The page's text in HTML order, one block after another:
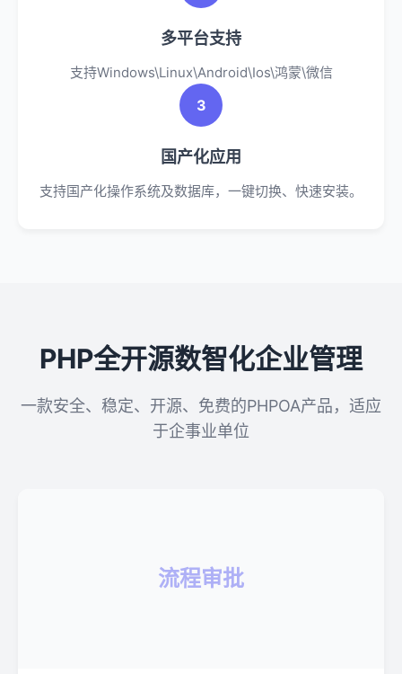
多平台支持
支持Windows\Linux\Android\Ios\鸿蒙\微信
3
国产化应用
支持国产化操作系统及数据库，一键切换、快速安装。
PHP全开源数智化企业管理
一款安全、稳定、开源、免费的PHPOA产品，适应
于企事业单位
流程审批